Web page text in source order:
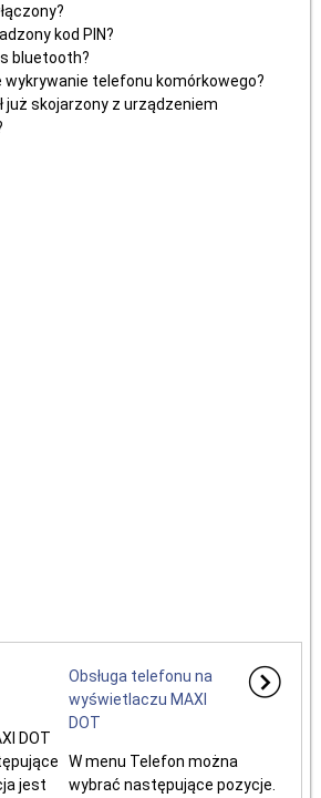
kod PIN?
bluetooth?
wykrywanie telefonu komórkowego?
już skojarzony z urządzeniem
DOT
jest
Obsługa telefonu na
wyświetlaczu MAXI
DOT
W menu Telefon można
wybrać następujące pozycje.